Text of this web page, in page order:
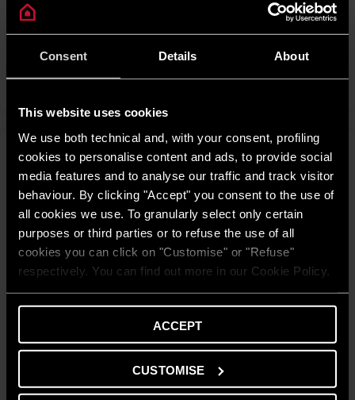
Consent Details About
This website uses cookies
We use both technical and, with your consent, profiling
cookies to personalise content and ads, to provide social
media features and to analyse our traffic and track visitor
behaviour. By clicking "Accept" you consent to the use of
all cookies we use. To granularly select only certain
purposes or third parties or to refuse the use of all
cookies you can click on "Customise" or "Refuse"
respectively. You can find out more in our Cookie Policy.
ACCEPT
CUSTOMISE
Echipată cu Energy Manager avansat, optimizează consumul și
Nimbus Hybrid S Net R32
Pompa de căldură Ariston Nimbus Hybrid S Net R32 este o
soluție hibridă pentru încălzire, răcire și apă caldă menajeră.